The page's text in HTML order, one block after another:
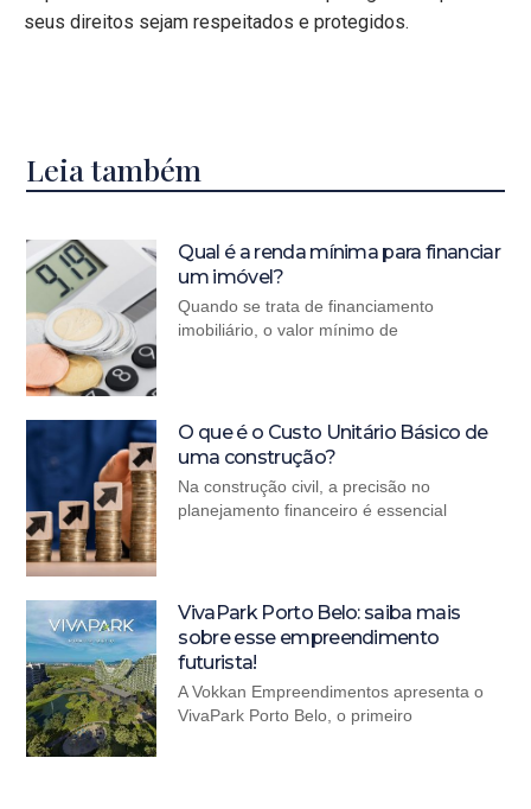
seus direitos sejam respeitados e protegidos.
Leia também
Qual é a renda mínima para financiar
um imóvel?
Quando se trata de financiamento
imobiliário, o valor mínimo de
O que é o Custo Unitário Básico de
uma construção?
Na construção civil, a precisão no
planejamento financeiro é essencial
VivaPark Porto Belo: saiba mais
sobre esse empreendimento
futurista!
A Vokkan Empreendimentos apresenta o
VivaPark Porto Belo, o primeiro